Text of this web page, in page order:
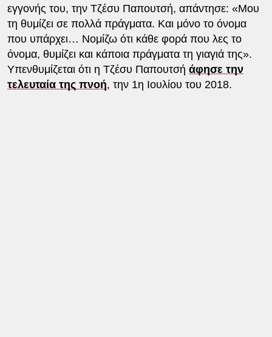
εγγονής του, την Τζέσυ Παπουτσή, απάντησε: «Μου
τη θυμίζει σε πολλά πράγματα. Και μόνο το όνομα
που υπάρχει… Νομίζω ότι κάθε φορά που λες το
όνομα, θυμίζει και κάποια πράγματα τη γιαγιά της».
Υπενθυμίζεται ότι η Τζέσυ Παπουτσή άφησε την
τελευταία της πνοή, την 1η Ιουλίου του 2018.